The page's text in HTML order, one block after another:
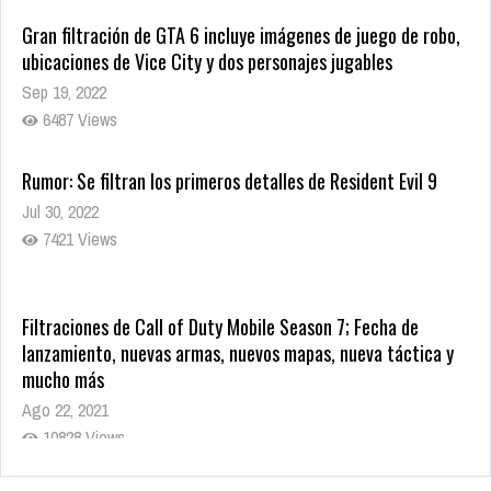
Gran filtración de GTA 6 incluye imágenes de juego de robo,
ubicaciones de Vice City y dos personajes jugables
Sep 19, 2022
6487 Views
Rumor: Se filtran los primeros detalles de Resident Evil 9
Jul 30, 2022
7421 Views
Filtraciones de Call of Duty Mobile Season 7; Fecha de
lanzamiento, nuevas armas, nuevos mapas, nueva táctica y
mucho más
Ago 22, 2021
10828 Views
La configuración de Call of Duty 2021 aparentemente ya fue